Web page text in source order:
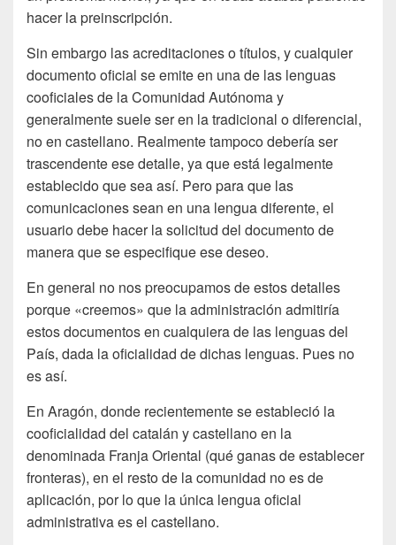
hacer la preinscripción.
Sin embargo las acreditaciones o títulos, y cualquier
documento oficial se emite en una de las lenguas
cooficiales de la Comunidad Autónoma y
generalmente suele ser en la tradicional o diferencial,
no en castellano. Realmente tampoco debería ser
trascendente ese detalle, ya que está legalmente
establecido que sea así. Pero para que las
comunicaciones sean en una lengua diferente, el
usuario debe hacer la solicitud del documento de
manera que se especifique ese deseo.
En general no nos preocupamos de estos detalles
porque «creemos» que la administración admitiría
estos documentos en cualquiera de las lenguas del
País, dada la oficialidad de dichas lenguas. Pues no
es así.
En Aragón, donde recientemente se estableció la
cooficialidad del catalán y castellano en la
denominada Franja Oriental (qué ganas de establecer
fronteras), en el resto de la comunidad no es de
aplicación, por lo que la única lengua oficial
administrativa es el castellano.